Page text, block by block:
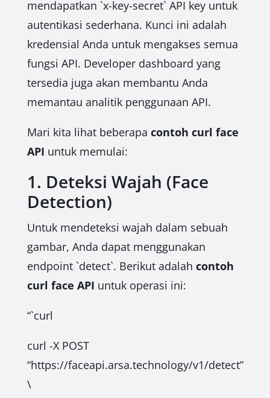
mendapatkan `x-key-secret` API key untuk
autentikasi sederhana. Kunci ini adalah
kredensial Anda untuk mengakses semua
fungsi API. Developer dashboard yang
tersedia juga akan membantu Anda
memantau analitik penggunaan API.
Mari kita lihat beberapa contoh curl face
API untuk memulai:
1. Deteksi Wajah (Face
Detection)
Untuk mendeteksi wajah dalam sebuah
gambar, Anda dapat menggunakan
endpoint `detect`. Berikut adalah contoh
curl face API untuk operasi ini:
“`curl
curl -X POST
“https://faceapi.arsa.technology/v1/detect”
\